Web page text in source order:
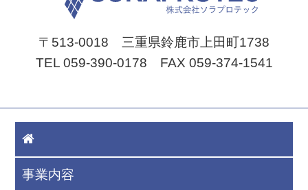
〒513-0018 三重県鈴鹿市上田町1738
TEL 059-390-0178 FAX 059-374-1541
事業内容